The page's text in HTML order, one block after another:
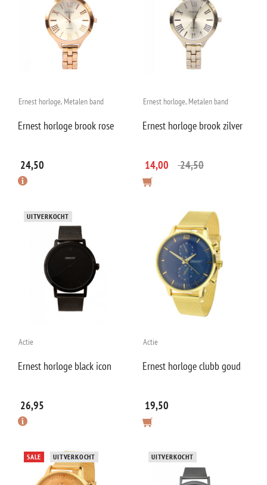
Ernest horloge, Metalen band
Ernest horloge brook rose
24,50
Ernest horloge, Metalen band
Ernest horloge brook zilver
24,50
14,00
UITVERKOCHT
Actie
Ernest horloge black icon
26,95
Actie
Ernest horloge clubb goud
19,50
SALE UITVERKOCHT UITVERKOCHT